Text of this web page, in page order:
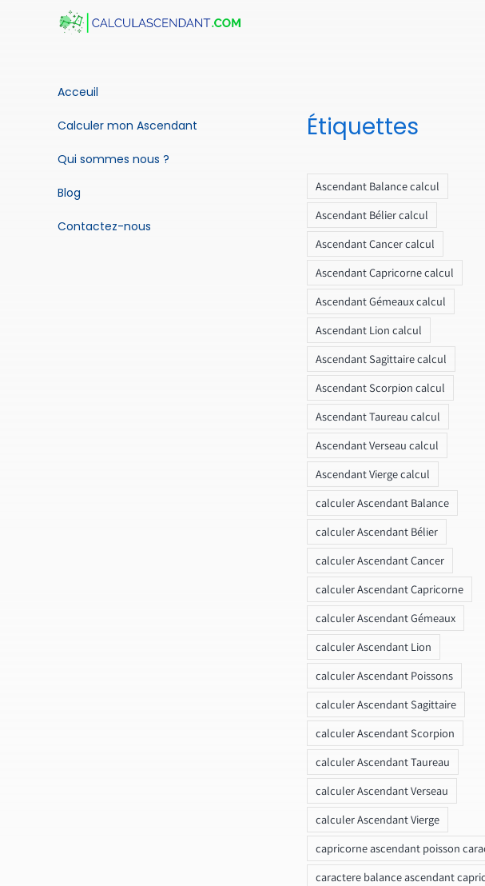
Acceuil
Calculer mon Ascendant
Qui sommes nous ?
Blog
Contactez-nous
Étiquettes
Ascendant Balance calcul
Ascendant Bélier calcul
Ascendant Cancer calcul
Ascendant Capricorne calcul
Ascendant Gémeaux calcul
Ascendant Lion calcul
Ascendant Sagittaire calcul
Ascendant Scorpion calcul
Ascendant Taureau calcul
Ascendant Verseau calcul
Ascendant Vierge calcul
calculer Ascendant Balance
calculer Ascendant Bélier
calculer Ascendant Cancer
calculer Ascendant Capricorne
calculer Ascendant Gémeaux
calculer Ascendant Lion
calculer Ascendant Poissons
calculer Ascendant Sagittaire
calculer Ascendant Scorpion
calculer Ascendant Taureau
calculer Ascendant Verseau
calculer Ascendant Vierge
capricorne ascendant poisson
caractere balance ascendant